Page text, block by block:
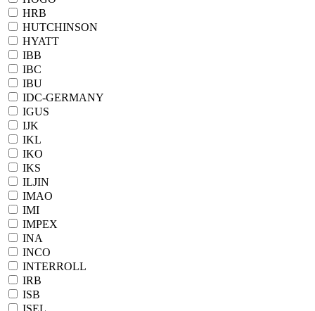
HRB
HUTCHINSON
HYATT
IBB
IBC
IBU
IDC-GERMANY
IGUS
IJK
IKL
IKO
IKS
ILJIN
IMAO
IMI
IMPEX
INA
INCO
INTERROLL
IRB
ISB
ISEL